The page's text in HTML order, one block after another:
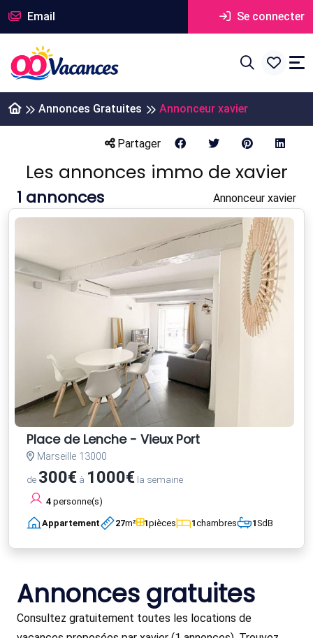
Email Se connecter
Annonces Gratuites Annonceur xavier
Partager
Les annonces immo de xavier
1 annonces Annonceur xavier
Place de Lenche - Vieux Port
Marseille 13000
de 300€ à 1000€ la semaine
4 personne(s)
Appartement 27m² 1pièces 1chambres 1SdB
Annonces gratuites
Consultez gratuitement toutes les locations de